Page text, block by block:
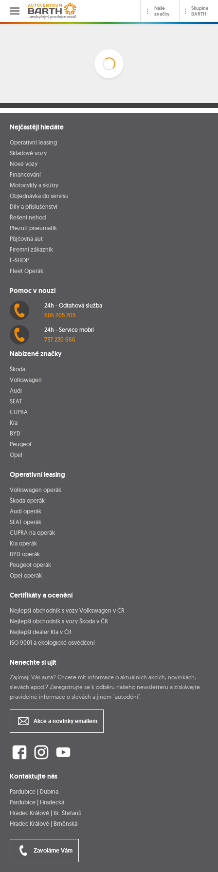
…neobyčejný prodejce vozů!
Naše
značky
Skupina
BARTH
Nejčastěji hledáte
Operativní leasing
Skladové vozy
Nové vozy
Financování
Motocykly a skútry
Objednávka do servisu
Díly a příslušenství
Řešení nehod
Přezutí pneumatik
Půjčovna aut
Firemní zákazník
E-SHOP
Fleet Operák
Pomoc v nouzi
24h - Odtahová služba
605 205 205
24h - Service mobil
737 230 666
Nabízené značky
Škoda
Volkswagen
Audi
SEAT
CUPRA
Kia
BYD
Peugeot
Opel
Operativní leasing
Volkswagen operák
Škoda operák
Audi operák
SEAT operák
CUPRA na operák
Kia operák
BYD operák
Peugeot operák
Opel operák
Certifikáty a ocenění
Nejlepší obchodník s vozy Volkswagen v ČR
Nejlepší obchodník s vozy Škoda v ČR
Nejlepší dealer Kia v ČR
ISO 9001 a ekologické osvědčení
Nenechte si ujít
Zajímají Vás auta? Chcete mít informace o aktuálních akcích, novinkách,
slevách apod.? Zaregistrujte se k odběru našeho newsletteru a získávejte
pravidelné informace o slevách a jiném "autodění".
Akce a novinky emailem
Kontaktujte nás
Pardubice | Dubina
Pardubice | Hradecká
Hradec Králové | Br. Štefanů
Hradec Králové | Brněnská
Zavoláme Vám